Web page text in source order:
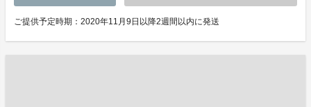
ご提供予定時期：2020年11月9日以降2週間以内に発送